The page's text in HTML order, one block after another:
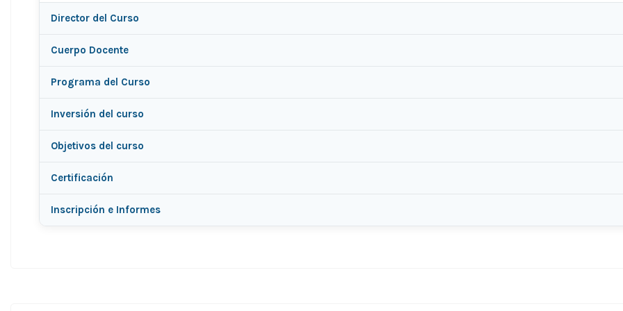
Director del Curso
Cuerpo Docente
Programa del Curso
Inversión del curso
Objetivos del curso
Certificación
Inscripción e Informes